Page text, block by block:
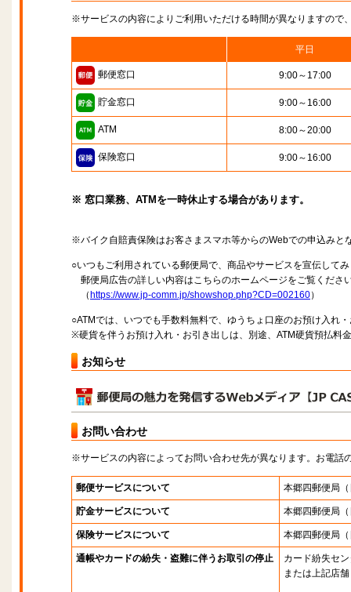
※サービスの内容によりご利用いただける時間が異なりますので
平日
郵便窓口 9:00～17:00
貯金窓口 9:00～16:00
ATM 8:00～20:00
保険窓口 9:00～16:00
※ 窓口業務、ATMを一時休止する場合があります。
※バイク自賠責保険はお客さまスマホ等からのWebでの申込みと
○いつもご利用されている郵便局で、商品やサービスを宣伝して
郵便局広告の詳しい内容はこちらのホームページをご覧くださ
（ https://www.jp-comm.jp/showshop.php?CD=002160）
○ATMでは、いつでも手数料無料で、ゆうちょ口座のお預け入れ
※硬貨を伴うお預け入れ・お引き出しは、別途、ATM硬貨預払料
お知らせ
お問い合わせ
※サービスの内容によってお問い合わせ先が異なります。お電話
郵便サービスについて 本郷四郵便局
貯金サービスについて 本郷四郵便局
保険サービスについて 本郷四郵便局
通帳やカードの紛失・盗難に伴うお取引の停止
カード紛失セ
または上記店舗